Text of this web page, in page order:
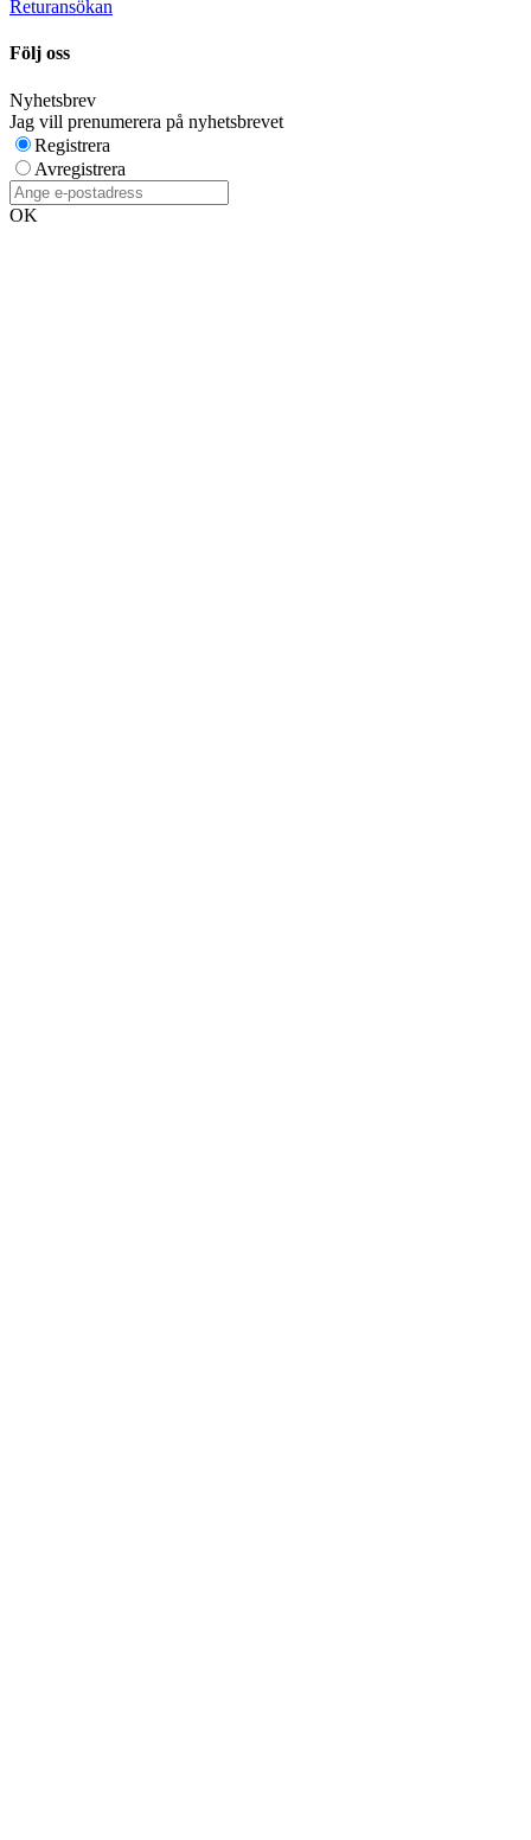
Returansökan
Följ oss
Nyhetsbrev
Jag vill prenumerera på nyhetsbrevet
Registrera
Avregistrera
OK